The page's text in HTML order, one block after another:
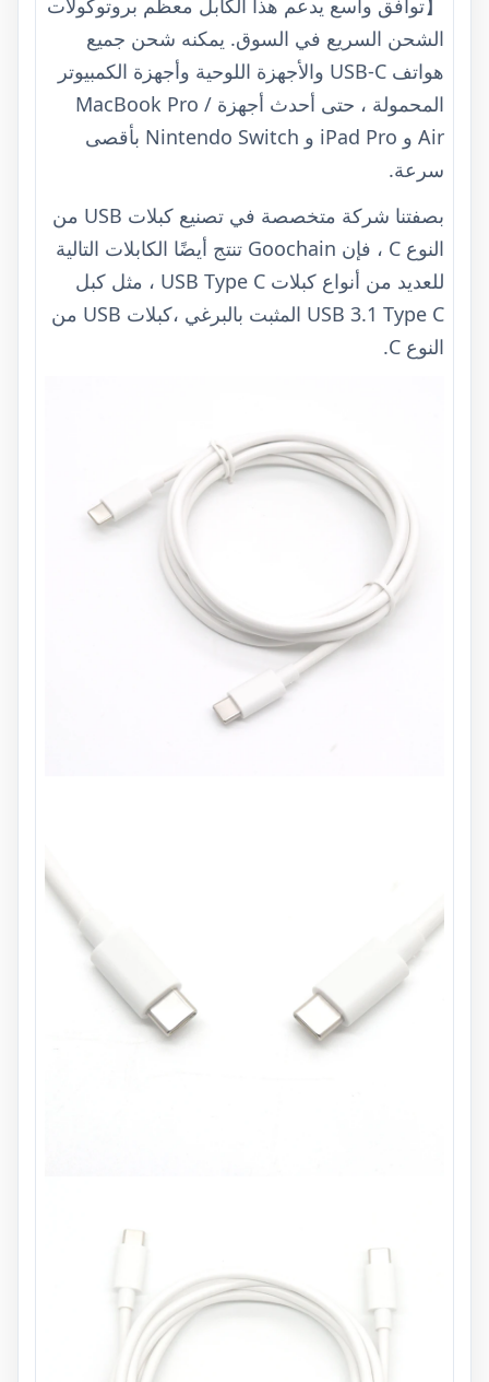
【توافق واسع يدعم هذا الكابل معظم بروتوكولات
الشحن السريع في السوق. يمكنه شحن جميع
هواتف USB-C والأجهزة اللوحية وأجهزة الكمبيوتر
المحمولة ، حتى أحدث أجهزة MacBook Pro /
Air و iPad Pro و Nintendo Switch بأقصى
سرعة.
بصفتنا شركة متخصصة في تصنيع كبلات USB من
النوع C ، فإن Goochain تنتج أيضًا الكابلات التالية
للعديد من أنواع كبلات USB Type C ، مثل كبل
USB 3.1 Type C المثبت بالبرغي ،
كبلات USB من
النوع C.